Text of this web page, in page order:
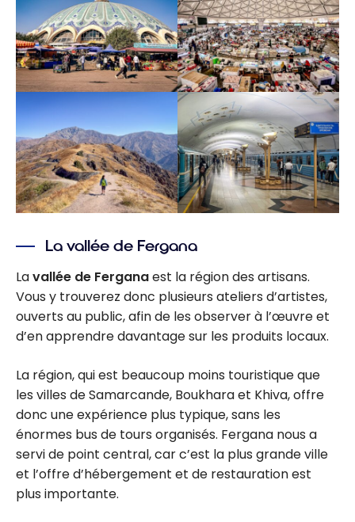
La vallée de Fergana
Lavallée de Ferganaest la région des artisans.
Vous y trouverez donc plusieurs ateliers d’artistes,
ouverts au public, afin de les observer à l’œuvre et
d’en apprendre davantage sur les produits locaux.
La région, qui est beaucoup moins touristique que
les villes de Samarcande, Boukhara et Khiva, offre
donc une expérience plus typique, sans les
énormes bus de tours organisés. Fergana nous a
servi de point central, car c’est la plus grande ville
et l’offre d’hébergement et de restauration est
plus importante.